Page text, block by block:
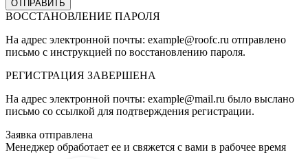
ВОССТАНОВЛЕНИЕ ПАРОЛЯ
На адрес электронной почты: example@roofc.ru отправлено
письмо с инструкцией по восстановлению пароля.
РЕГИСТРАЦИЯ ЗАВЕРШЕНА
На адрес электронной почты: example@mail.ru было выслано
письмо со ссылкой для подтверждения регистрации.
Заявка отправлена
Менеджер обработает ее и свяжется с вами в рабочее время